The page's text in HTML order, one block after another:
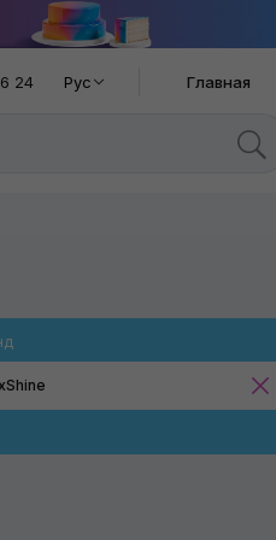
24 Рус Главная